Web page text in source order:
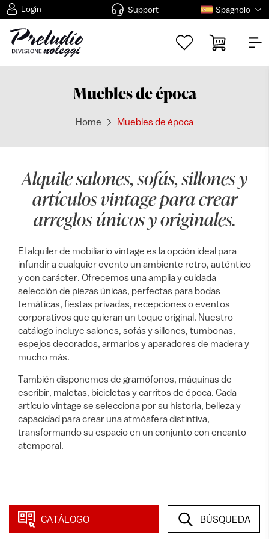
Login Support Spagnolo
Muebles de época
Home Muebles de época
Alquile salones, sofás, sillones y
artículos vintage para crear
arreglos únicos y originales.
El alquiler de mobiliario vintage es la opción ideal para
infundir a cualquier evento un ambiente retro, auténtico
y con carácter. Ofrecemos una amplia y cuidada
selección de piezas únicas, perfectas para bodas
temáticas, fiestas privadas, recepciones o eventos
corporativos que quieran un toque original. Nuestro
catálogo incluye salones, sofás y sillones, tumbonas,
espejos decorados, armarios y aparadores de madera y
mucho más.
También disponemos de gramófonos, máquinas de
escribir, maletas, bicicletas y carritos de época. Cada
artículo vintage se selecciona por su historia, belleza y
capacidad para crear una atmósfera distintiva,
transformando su espacio en un conjunto con encanto
atemporal.
86 artículos
CATÁLOGO BÚSQUEDA